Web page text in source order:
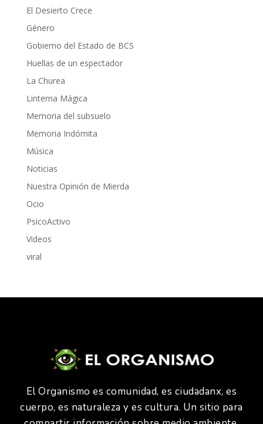
El Desierto Crece
Género
Gobierno del Estado de BCS
Huellas de un espectador
La Churea
Linterna Mágica
Memoria del subsuelo
Memoria Indómita
Música
Noticias
Nuestra Opinión de Mierda
Ocio
PsicoActivo
Videos
viral
El Organismo es comunidad, es ciudadanx, es
cuerpo, es naturaleza y es cultura. Un sitio para